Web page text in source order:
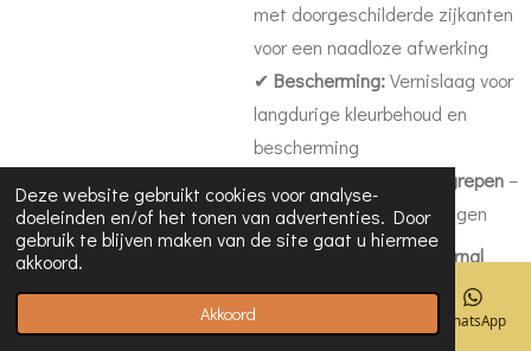
Deze website gebruikt cookies voor analyse-
doeleinden en/of het tonen van advertenties. Door
gebruik te blijven maken van de site gaat u hiermee
akkoord.
Akkoord
met doorgeschilderde zijkanten
voor een naadloze afwerking
✔ Bescherming:Vernislaag voor
langdurige kleurbehoud en
bescherming
Ophangsysteem inbegrepen –
direct klaar om op te hangen
Waarom kiezen voor Eternal
Beauty?
Dit kunstwerk is perfect voor
Telefoonnummer WhatsApp